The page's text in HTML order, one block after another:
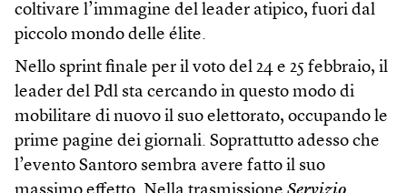
coltivare l’immagine del leader atipico, fuori dal
piccolo mondo delle élite.
Nello sprint finale per il voto del 24 e 25 febbraio, il
leader del Pdl sta cercando in questo modo di
mobilitare di nuovo il suo elettorato, occupando le
prime pagine dei giornali. Soprattutto adesso che
l’evento Santoro sembra avere fatto il suo